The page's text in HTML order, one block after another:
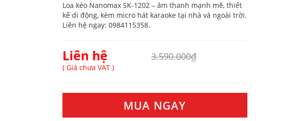
Loa kéo Nanomax SK-1202 – âm thanh mạnh mẽ, thiết
kế di động, kèm micro hát karaoke tại nhà và ngoài trời.
Liên hệ ngay: 0984115358.
Liên hệ 3.590.000₫
( Giá chưa VAT )
MUA NGAY